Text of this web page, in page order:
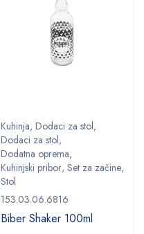
Kuhinja, Dodaci za stol,
Dodaci za stol,
Dodatna oprema,
Kuhinjski pribor, Set za začine,
Stol
153.03.06.6816
Biber Shaker 100ml